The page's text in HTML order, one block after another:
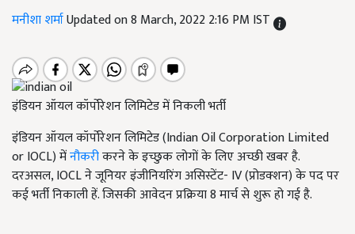
मनीशा शर्माUpdated on 8 March, 2022 2:16 PM IST
इंडियन ऑयल कॉर्पोरेशन लिमिटेड में निकली भर्ती
इंडियन ऑयल कॉर्पोरेशन लिमिटेड (Indian Oil Corporation Limited
or IOCL) मेंनौकरीकरने के इच्छुक लोगों के लिए अच्छी खबर है.
दरअसल, IOCL ने जूनियर इंजीनियरिंग असिस्टेंट- IV (प्रोडक्शन) के पद पर
कई भर्ती निकाली हें. जिसकी आवेदन प्रक्रिया 8 मार्च से शुरू हो गई है.